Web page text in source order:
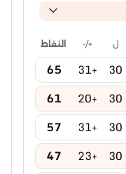
ل +/- النقاط
30
+31
65
30
+20
61
30
+31
57
30
+23
47